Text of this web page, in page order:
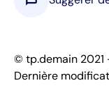
© tp.demain 2021
Dernière